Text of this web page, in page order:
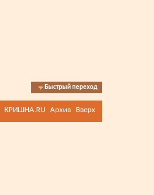
Быстрый переход
КРИШНА.RU Архив Вверх